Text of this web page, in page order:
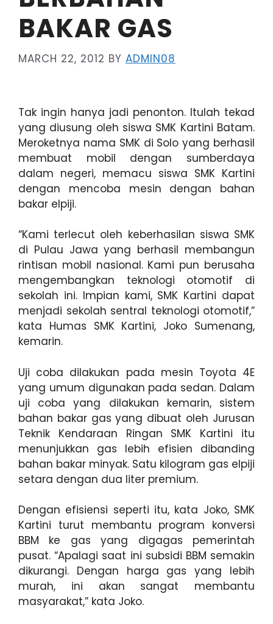
BAKAR GAS
MARCH 22, 2012 BY ADMIN08
Tak ingin hanya jadi penonton. Itulah tekad
yang diusung oleh siswa SMK Kartini Batam.
Meroketnya nama SMK di Solo yang berhasil
membuat mobil dengan sumberdaya
dalam negeri, memacu siswa SMK Kartini
dengan mencoba mesin dengan bahan
bakar elpiji.
“Kami terlecut oleh keberhasilan siswa SMK
di Pulau Jawa yang berhasil membangun
rintisan mobil nasional. Kami pun berusaha
mengembangkan teknologi otomotif di
sekolah ini. Impian kami, SMK Kartini dapat
menjadi sekolah sentral teknologi otomotif,”
kata Humas SMK Kartini, Joko Sumenang,
kemarin.
Uji coba dilakukan pada mesin Toyota 4E
yang umum digunakan pada sedan. Dalam
uji coba yang dilakukan kemarin, sistem
bahan bakar gas yang dibuat oleh Jurusan
Teknik Kendaraan Ringan SMK Kartini itu
menunjukkan gas lebih efisien dibanding
bahan bakar minyak. Satu kilogram gas elpiji
setara dengan dua liter premium.
Dengan efisiensi seperti itu, kata Joko, SMK
Kartini turut membantu program konversi
BBM ke gas yang digagas pemerintah
pusat. “Apalagi saat ini subsidi BBM semakin
dikurangi. Dengan harga gas yang lebih
murah, ini akan sangat membantu
masyarakat,” kata Joko.